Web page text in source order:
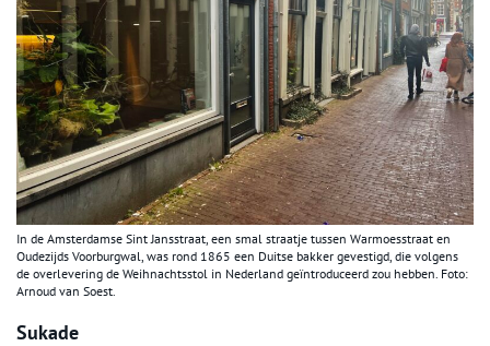
In de Amsterdamse Sint Jansstraat, een smal straatje tussen Warmoesstraat en
Oudezijds Voorburgwal, was rond 1865 een Duitse bakker gevestigd, die volgens
de overlevering de Weihnachtsstol in Nederland geïntroduceerd zou hebben. Foto:
Arnoud van Soest.
Sukade